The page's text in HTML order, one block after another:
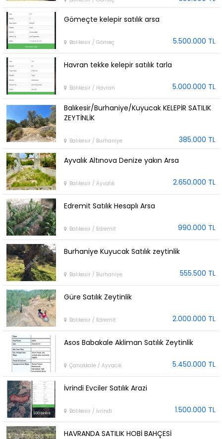
Gömeçte kelepir satılık arsa
Balıkesir / Gömeç 5.500.000 TL
Havran tekke kelepir satılık tarla
Balıkesir / Havran 5.000.000 TL
Balıkesir/Burhaniye/Kuyucak KELEPİR SATILIK
ZEYTİNLİK
Balıkesir / Burhaniye 385.000 TL
Ayvalık Altınova Denize yakın Arsa
Balıkesir / Ayvalık 2.650.000 TL
Edremit Satılık Hesaplı Arsa
Balıkesir / Edremit 990.000 TL
Burhaniye Kuyucak Satılık zeytinlik
Balıkesir / Burhaniye 555.500 TL
Güre Satılık Zeytinlik
Balıkesir / Edremit 2.000.000 TL
Asos Babakale Akliman Satılık Zeytinlik
Çanakkale / Ayvacık 5.450.000 TL
İvrindi Evciler Satılık Arazi
Balıkesir / İvrindi 1.500.000 TL
HAVRANDA SATILIK HOBİ BAHÇESİ